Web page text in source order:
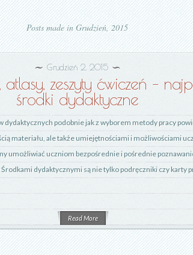
Posts made in Grudzień, 2015
Grudzień 2, 2015
atlasy, zeszyty ćwiczeń –
środki dydaktyczne
dydaktycznych podobnie jak z wyborem metody pracy
materiału, ale także umiejętnościami i możliwościami
umożliwiać uczniom bezpośrednie i pośrednie
Środkami dydaktycznymi są nie tylko podręczniki czy karty
Read More